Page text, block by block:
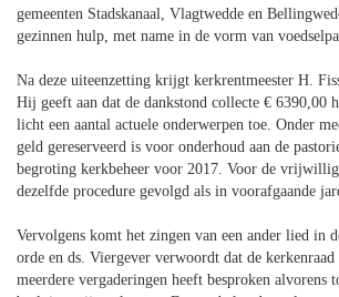
gemeenten Stadskanaal, Vlagtwedde en
gezinnen hulp, met name in de vorm van
Na deze uiteenzetting krijgt kerkrentmeester H.
Hij geeft aan dat de dankstond collecte € 6390,00
licht een aantal actuele onderwerpen toe. Onder
geld gereserveerd is voor onderhoud aan de
begroting kerkbeheer voor 2017. Voor de
dezelfde procedure gevolgd als in voorafgaande
Vervolgens komt het zingen van een ander lied in
orde en ds. Viergever verwoordt dat de
meerdere vergaderingen heeft besproken alvorens